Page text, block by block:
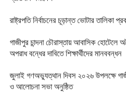
রাষ্ট্রপতি নির্বাচনের চূড়ান্ত ভোটার তালিকা
গাজীপুর চান্দনা চৌরাস্তায় আবাসিক হোটেলে
অপরাধ বন্ধের দাবিতে শিক্ষার্থীদের মানববন্ধন
জুলাই গণঅভ্যুত্থান দিবস ২০২৬ উপলক্ষে
ও আলোচনা সভা অনুষ্ঠিত